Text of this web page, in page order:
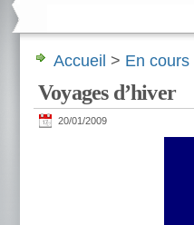
Accueil > En cours
Voyages d’hiver
20/01/2009